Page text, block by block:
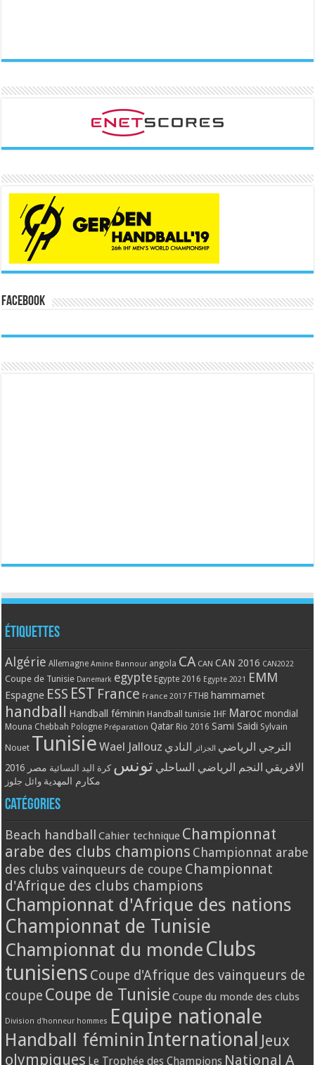
Facebook
Étiquettes
Algérie Allemagne Amine Bannour angola CA CAN CAN 2016 CAN2022
Coupe de Tunisie Danemark egypte Egypte 2016 Egypte 2021 EMM
Espagne ESS EST France France 2017 FTHB hammamet
handball Handball féminin Handball tunisie IHF Maroc mondial
Mouna Chebbah Pologne Préparation Qatar Rio 2016 Sami Saidi Sylvain
Nouet Tunisie Wael Jallouz الترجي الرياضي الجزائر
النادي
الافريقي النجم الرياضي الساحلي تونس كرة اليد النسائية مصر 2016
مكارم المهدية وائل جلوز
Catégories
Beach handball Cahier technique Championnat
arabe des clubs champions Championnat arabe
des clubs vainqueurs de coupe Championnat
d'Afrique des clubs champions
Championnat d'Afrique des nations
Championnat de Tunisie
Championnat du monde Clubs
tunisiens Coupe d'Afrique des vainqueurs de
coupe Coupe de Tunisie Coupe du monde des clubs
Division d'honneur hommes Equipe nationale
Handball féminin International Jeux
olympiques Le Trophée des Champions National A